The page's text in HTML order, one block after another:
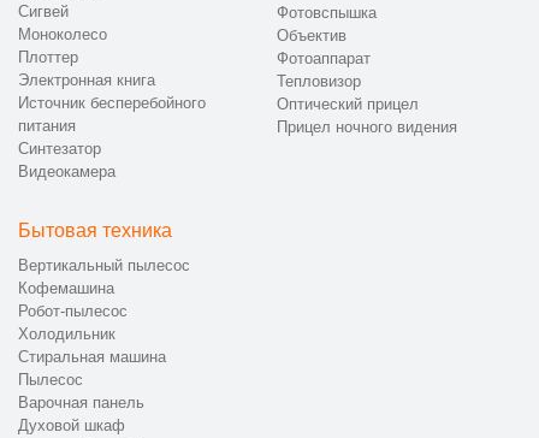
Сигвей
Моноколесо
Плоттер
Электронная книга
Источник бесперебойного
питания
Синтезатор
Видеокамера
Фотовспышка
Объектив
Фотоаппарат
Тепловизор
Оптический прицел
Прицел ночного видения
Бытовая техника
Вертикальный пылесос
Кофемашина
Робот-пылесос
Холодильник
Стиральная машина
Пылесос
Варочная панель
Духовой шкаф